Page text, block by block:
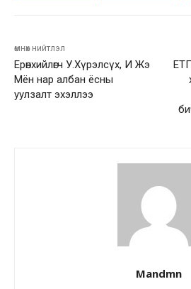
өмнөх нийтлэл
Ерөнхийлөгч У.Хүрэлсүх, И Жэ
Мён нар албан ёсны
уулзалт эхэллээ
Mandmn